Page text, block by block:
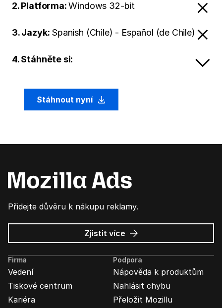
2. Platforma:Windows 32-bit
3. Jazyk: Spanish (Chile) - Español (de Chile)
4. Stáhněte si:
Stáhnout nyní
Přidejte důvěru k nákupu reklamy.
Zjistit více o
Mozilla
Ads
Firma
Vedení
Tiskové centrum
Kariéra
Podpora
Nápověda k produktům
Nahlásit chybu
Přeložit Mozillu